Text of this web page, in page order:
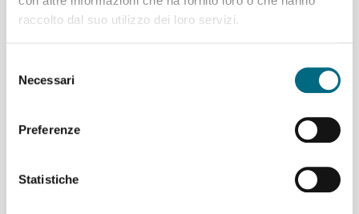
raccolto dal suo utilizzo dei loro servizi.
delNecessari
Preferenze
Statistiche
Direzione levante: i bus giunti in piazza Corvetto,